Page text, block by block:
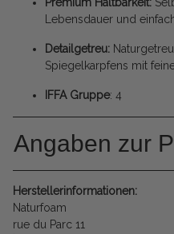
Premium Haltbarkeit:
Lebensdauer und
Detailgetreu:
Spiegelkarpfens mit
IFFA Gruppe: 4
Angaben zur
Herstellerinformationen:
Naturfoam
rue du Parc 11